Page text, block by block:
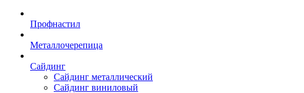
Профнастил
Металлочерепица
Сайдинг
Сайдинг металлический
Сайдинг виниловый